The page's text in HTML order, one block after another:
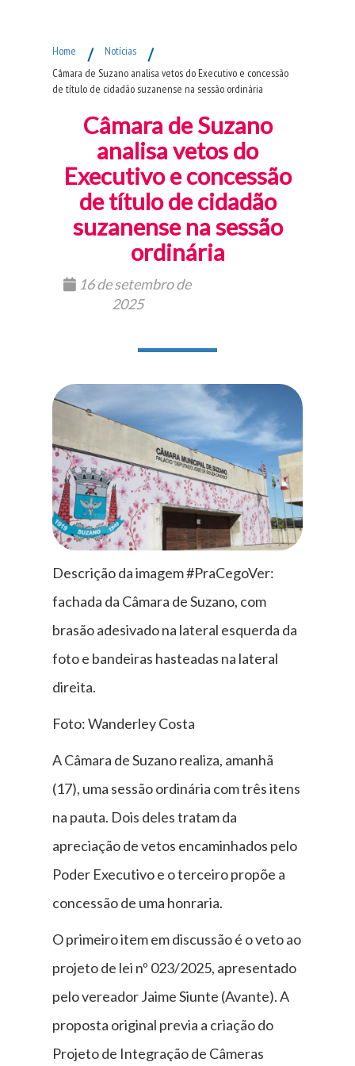
Home / Notícias /
Câmara de Suzano analisa vetos do Executivo e concessão
de título de cidadão suzanense na sessão ordinária
Câmara de Suzano
analisa vetos do
Executivo e concessão
de título de cidadão
suzanense na sessão
ordinária
16 de setembro de
2025
Descrição da imagem #PraCegoVer:
fachada da Câmara de Suzano, com
brasão adesivado na lateral esquerda da
foto e bandeiras hasteadas na lateral
direita.
Foto: Wanderley Costa
A Câmara de Suzano realiza, amanhã
(17), uma sessão ordinária com três itens
na pauta. Dois deles tratam da
apreciação de vetos encaminhados pelo
Poder Executivo e o terceiro propõe a
concessão de uma honraria.
O primeiro item em discussão é o veto ao
projeto de lei nº 023/2025, apresentado
pelo vereador Jaime Siunte (Avante). A
proposta original previa a criação do
Projeto de Integração de Câmeras